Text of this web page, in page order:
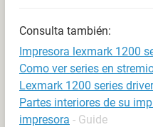
Consulta también:
Impresora lexmark 1200
Como ver series en
Lexmark 1200 series driver
Partes interiores de su
impresora - Guide